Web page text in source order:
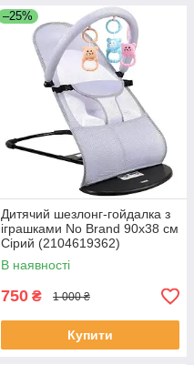
–25%
Дитячий шезлонг-гойдалка з
іграшками No Brand 90x38 см
Сірий (2104619362)
В наявності
750 ₴ 1 000 ₴
Купити